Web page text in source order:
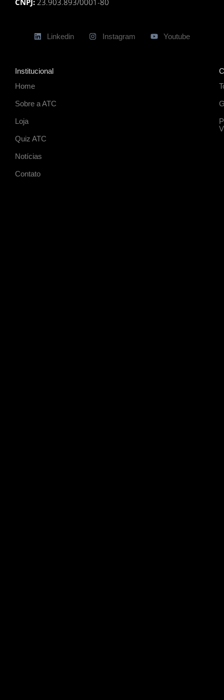
Linkedin Instagram Youtube
Institucional
Home
Sobre a ATC
Loja
Quiz ATC
Notícias
Contato